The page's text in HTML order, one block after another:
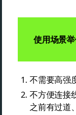
使用场景举
不需要高强
不方便连接
之前有过道